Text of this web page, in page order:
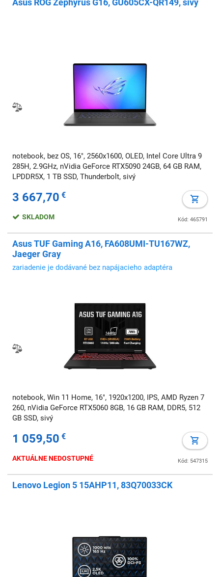
Asus ROG Zephyrus G16, GU605CX-QR149, sivý
notebook, bez OS, 16", 2560x1600, OLED, Intel Core Ultra 9
285H, 2.9GHz, nVidia GeForce RTX5090 24GB, 64 GB RAM,
LPDDR5X, 1 TB SSD, Thunderbolt, sivý
3 667,70 €
Kód: 465791
SKLADOM
Asus TUF Gaming A16, FA608UMI-TU167WZ,
Jaeger Gray
zariadenie je dodávané bez napájacieho adaptéra
notebook, Win 11 Home, 16", 1920x1200, IPS, AMD Ryzen 7
260, nVidia GeForce RTX5060 8GB, 16 GB RAM, DDR5, 512
GB SSD, sivý
1 059,50 €
Kód: 547315
AKTUÁLNE NEDOSTUPNÉ
Lenovo Legion 5 15AHP11, 83Q70033CK